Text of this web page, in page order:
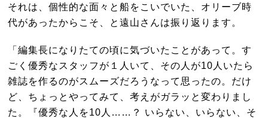
それは、個性的な面々と船をこいでいた、オリーブ時
代があったからこそ、と遠山さんは振り返ります。
「編集長になりたての頃に気づいたことがあって。す
ごく優秀なスタッフが１人いて、その人が10人いたら
雑誌を作るのがスムーズだろうなって思ったの。だけ
ど、ちょっとやってみて、考えがガラッと変わりまし
た。『優秀な人を10人……？ いらない、いらない、そ